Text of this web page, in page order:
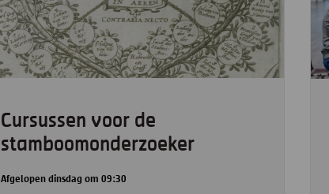
Cursussen voor de
stamboomonderzoeker
Afgelopen dinsdag om 09:30